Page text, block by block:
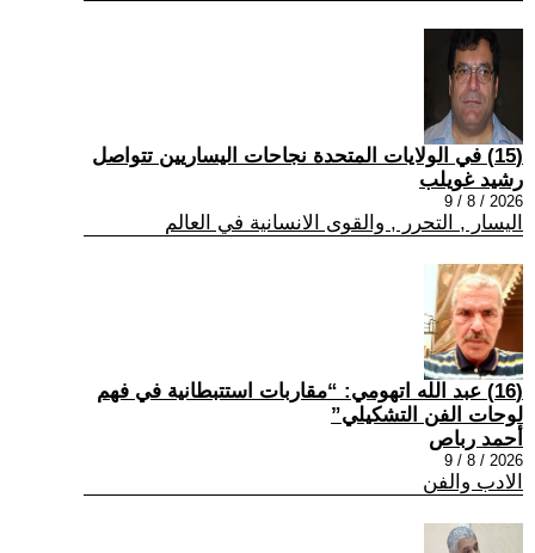
(15) في الولايات المتحدة نجاحات اليساريين تتواصل
رشيد غويلب
2026 / 8 / 9
اليسار , التحرر , والقوى الانسانية في العالم
(16) عبد الله اتهومي: “مقاربات استتبطانية في فهم
لوحات الفن التشكيلي”
أحمد رباص
2026 / 8 / 9
الادب والفن